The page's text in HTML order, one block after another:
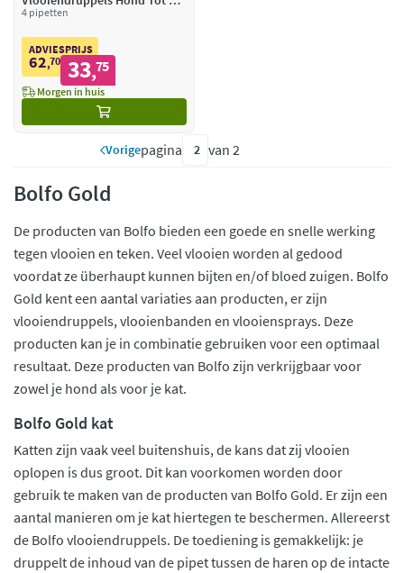
kg
4 pipetten
ADVIESPRIJS
62,70 33,75
Morgen in huis
Vorigepagina van 2
Bolfo Gold
De producten van Bolfo bieden een goede en snelle werking
tegen vlooien en teken. Veel vlooien worden al gedood
voordat ze überhaupt kunnen bijten en/of bloed zuigen. Bolfo
Gold kent een aantal variaties aan producten, er zijn
vlooiendruppels, vlooienbanden en vlooiensprays. Deze
producten kan je in combinatie gebruiken voor een optimaal
resultaat. Deze producten van Bolfo zijn verkrijgbaar voor
zowel je hond als voor je kat.
Bolfo Gold kat
Katten zijn vaak veel buitenshuis, de kans dat zij vlooien
oplopen is dus groot. Dit kan voorkomen worden door
gebruik te maken van de producten van Bolfo Gold. Er zijn een
aantal manieren om je kat hiertegen te beschermen. Allereerst
de Bolfo vlooiendruppels. De toediening is gemakkelijk: je
druppelt de inhoud van de pipet tussen de haren op de intacte